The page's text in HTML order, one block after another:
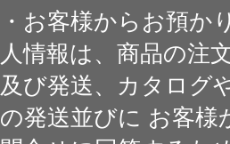
・お客様からお預か
人情報は、商品の注
及び発送、カタログ
の発送並びに お客様